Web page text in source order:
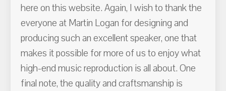
here on this website. Again, I wish to thank the
everyone at Martin Logan for designing and
producing such an excellent speaker, one that
makes it possible for more of us to enjoy what
high-end music reproduction is all about. One
final note, the quality and craftsmanship is